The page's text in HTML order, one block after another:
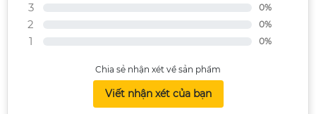
3 0%
2 0%
1 0%
Chia sẻ nhận xét về sản phẩm
Viết nhận xét của bạn